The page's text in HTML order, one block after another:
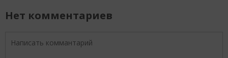
Нет комментариев